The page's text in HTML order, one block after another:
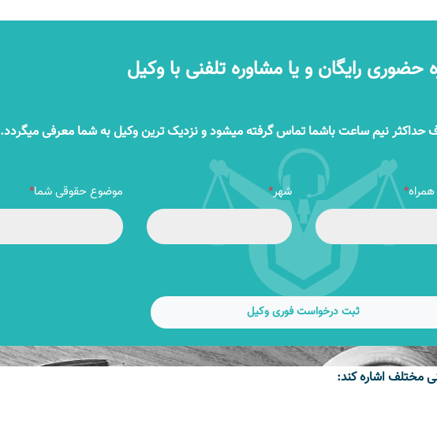
حضوری رایگان و یا مشاوره تلفنی با وکیل
حداکثر نیم ساعت باشما تماس گرفته میشود و نزدیک ترین وکیل به شما معرفی میگردد.
* شهر* موضوع حقوقی شما*
ثبت درخواست فوری وکیل
مختلف اشاره کند: